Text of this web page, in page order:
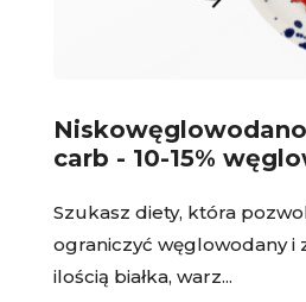
carb - 10-15%
Szukasz diety, która
ograniczyć węglowodany i
ilością białka, warz...